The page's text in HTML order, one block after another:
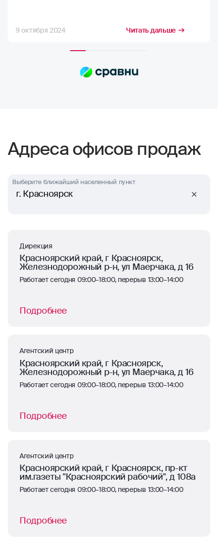
полностью устраивает расчёт страховых
договору, и их хватает на качественный
9 октября 2024 Читать дальше
Адреса офисов продаж
г. Красноярск
Выберите ближайший населенный пункт
Дирекция
Красноярский край, г Красноярск,
Железнодорожный р-н, ул Маерчака, д 16
Работает сегодня 09:00–18:00, перерыв 13:00–14:00
Подробнее
Агентский центр
Красноярский край, г Красноярск,
Железнодорожный р-н, ул Маерчака, д 16
Работает сегодня 09:00–18:00, перерыв 13:00–14:00
Подробнее
Агентский центр
Красноярский край, г Красноярск, пр-кт
им.газеты "Красноярский рабочий", д 108а
Работает сегодня 09:00–18:00, перерыв 13:00–14:00
Подробнее